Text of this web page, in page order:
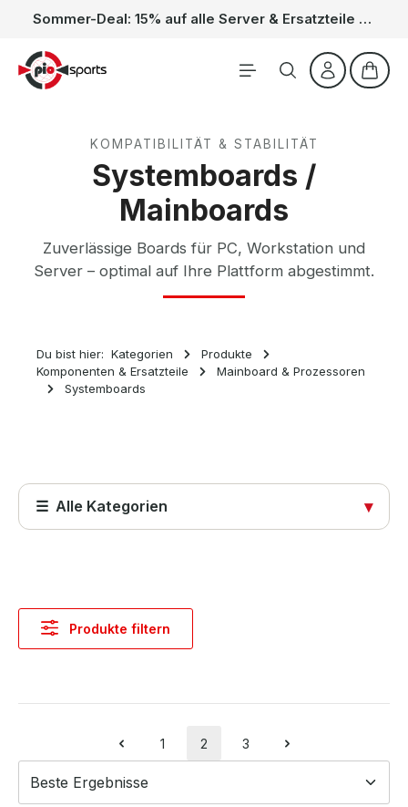
Zum Hauptinhalt springen Sommer-Deal: 15% auf alle Server & Ersatzteile – Kein Code nötig, der Rabatt wird automatisch im Warenkorb abgezogen. Gültig vom 01.06. bis 31.08.
KOMPATIBILITÄT & STABILITÄT
Systemboards /
Mainboards
Zuverlässige Boards für PC, Workstation und
Server – optimal auf Ihre Plattform abgestimmt.
Du bist hier: Kategorien
Produkte
Komponenten & Ersatzteile
Mainboard & Prozessoren
Systemboards
☰ Alle Kategorien ▾
Produkte
Abdeckungen
Kabel & Adapter
Komponenten & Ersatzteile
Produkte filtern
Seite
1
Seite
2
Seite
3